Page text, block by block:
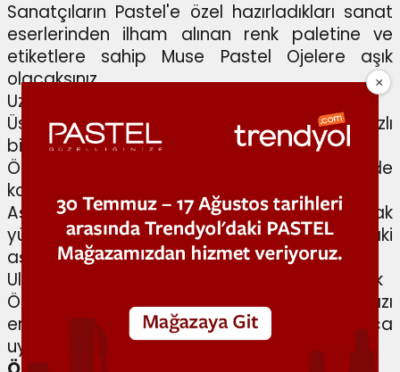
Sanatçıların Pastel'e özel hazırladıkları sanat
eserlerinden ilham alınan renk paletine ve
etiketlere sahip Muse Pastel Ojelere aşık
olacaksınız.
Uzun süre kalıcı etkisiyle 6 güne kadar kalıcılık
Üstün renk örtücülüğüyle ilk katta kolay ve hızlı
bir şekilde renk örtücülüğü
Özel formülasyonu sayesinde tek seferde
kolay ve pürüzsüz uygulama
Aşınmaya dayanıklı özel komplesiyle tırnak
yüzeyindeki soyulmayı ve tırnak uçlarındaki
aşınmayı iyileştirmeye yardımcı
Ultra parlak yapısıyla 5 günden fazla parlaklık
Özel kesim flat fırçası sayesinde tırnaklarınızı
en iyi şekilde kavrayarak tek seferde kolayca
uygulama